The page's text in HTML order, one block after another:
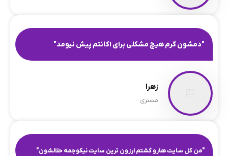
"دمشون گرم هیچ مشکلی برای اکانتم پیش نیومد"
زهرا
مشتری
"من کل سایت هارو گشتم ارزون ترین سایت نیکوجمه حلالشون"